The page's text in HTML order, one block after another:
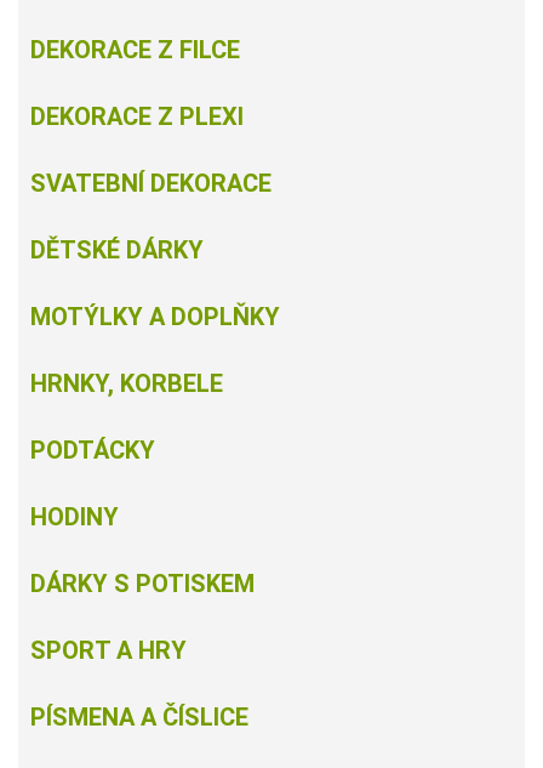
DEKORACE Z FILCE
DEKORACE Z PLEXI
SVATEBNÍ DEKORACE
DĚTSKÉ DÁRKY
MOTÝLKY A DOPLŇKY
HRNKY, KORBELE
PODTÁCKY
HODINY
DÁRKY S POTISKEM
SPORT A HRY
PÍSMENA A ČÍSLICE